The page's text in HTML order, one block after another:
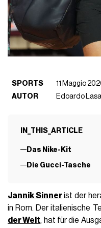
SPORTS
11 Maggio
AUTOR
Edoardo
IN_THIS_ARTICLE
Das Nike-Kit
Die Gucci-Tasche
Jannik Sinnerist der
in Rom. Der italienische
der Welt, hat für die